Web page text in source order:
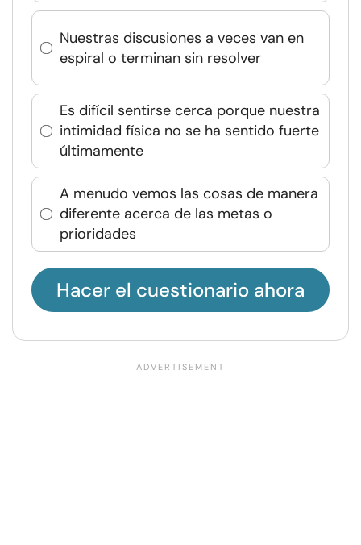
Nuestras discusiones a veces van en
espiral o terminan sin resolver
Es difícil sentirse cerca porque nuestra
intimidad física no se ha sentido fuerte
últimamente
A menudo vemos las cosas de manera
diferente acerca de las metas o
prioridades
Hacer el cuestionario ahora